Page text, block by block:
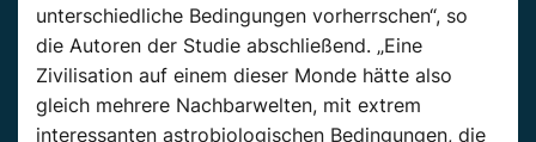
unterschiedliche Bedingungen vorherrschen“, so
die Autoren der Studie abschließend. „Eine
Zivilisation auf einem dieser Monde hätte also
gleich mehrere Nachbarwelten, mit extrem
interessanten astrobiologischen Bedingungen, die